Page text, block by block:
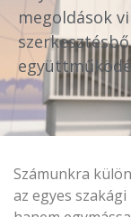
megoldások
Számunkra
az egyes